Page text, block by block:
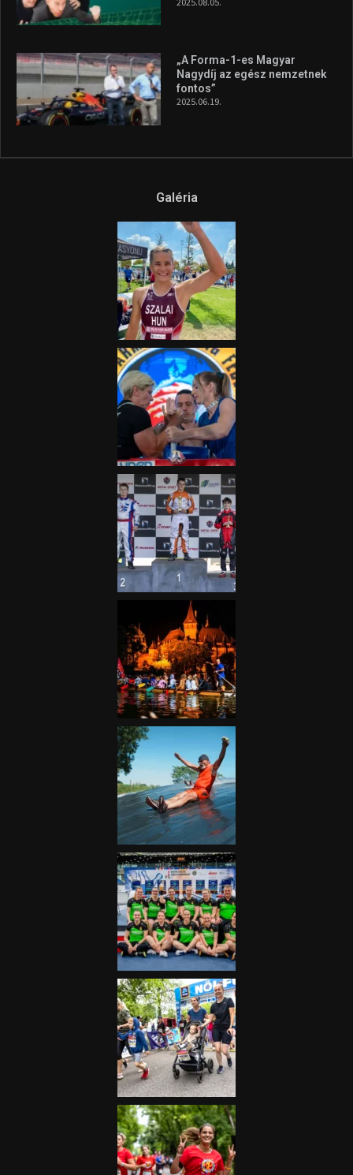
„A Forma-1-es Magyar
Nagydíj az egész nemzetnek
fontos”
2025.06.19.
Galéria